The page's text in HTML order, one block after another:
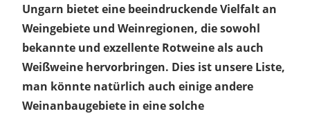
Ungarn bietet eine beeindruckende Vielfalt an
Weingebiete und Weinregionen, die sowohl
bekannte und exzellente Rotweine als auch
Weißweine hervorbringen. Dies ist unsere Liste,
man könnte natürlich auch einige andere
Weinanbaugebiete in eine solche